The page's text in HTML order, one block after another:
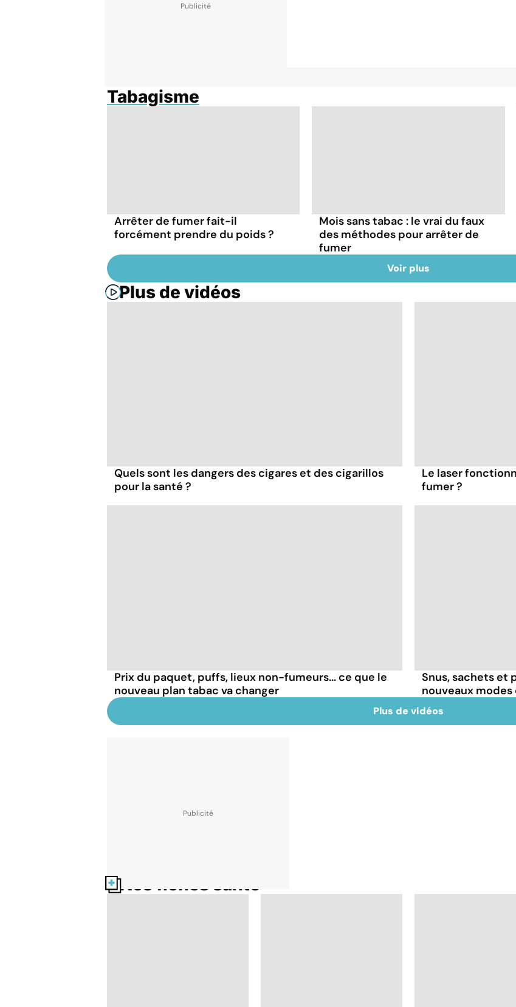
Tabagisme
Arrêter de fumer fait-il
forcément prendre du poids ?
Mois sans tabac : le vrai du faux
des méthodes pour arrêter de
fumer
Voir plus
Plus de vidéos
Quels sont les dangers des cigares et des cigarillos
pour la santé ?
Le laser
fumer ?
Prix du paquet, puffs, lieux non-fumeurs... ce que le
nouveau plan tabac va changer
Snus, sachets et
nouveaux
Plus de vidéos
Nos fiches santé